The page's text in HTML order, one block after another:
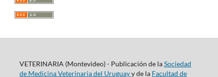
VETERINARIA (Montevideo) - Publicación de laSociedad
de Medicina Veterinaria del Uruguayy de la Facultad de